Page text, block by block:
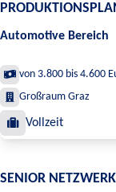
Automotive Bereich
von 3.800 bis 4.600
Großraum Graz
Vollzeit
SENIOR